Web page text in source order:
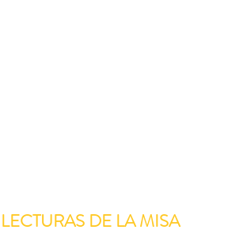
LECTURAS DE LA MISA